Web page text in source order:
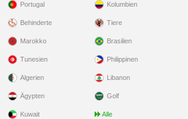
Portugal
Behinderte
Kolumbien
Tiere
Marokko
Tunesien
Algerien
Ägypten
Kuwait
Brasilien
Philippinen
Libanon
Golf
Alle